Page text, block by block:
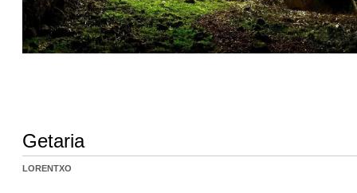
Getaria
LORENTXO